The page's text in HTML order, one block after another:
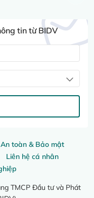
An toàn & Bảo mật
Liên hệ cá nhân
TMCP Đầu tư và Phát
tin từ BIDV